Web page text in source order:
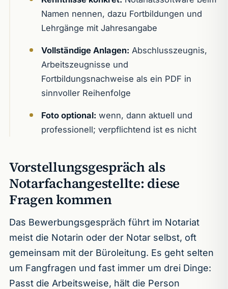
Namen nennen, dazu Fortbildungen und
Lehrgänge mit Jahresangabe
Vollständige Anlagen: Abschlusszeugnis,
Arbeitszeugnisse und
Fortbildungsnachweise als ein PDF in
sinnvoller Reihenfolge
Foto optional: wenn, dann aktuell und
professionell; verpflichtend ist es nicht
Vorstellungsgespräch als
Notarfachangestellte: diese
Fragen kommen
Das Bewerbungsgespräch führt im Notariat
meist die Notarin oder der Notar selbst, oft
gemeinsam mit der Büroleitung. Es geht selten
um Fangfragen und fast immer um drei Dinge:
Passt die Arbeitsweise, hält die Person